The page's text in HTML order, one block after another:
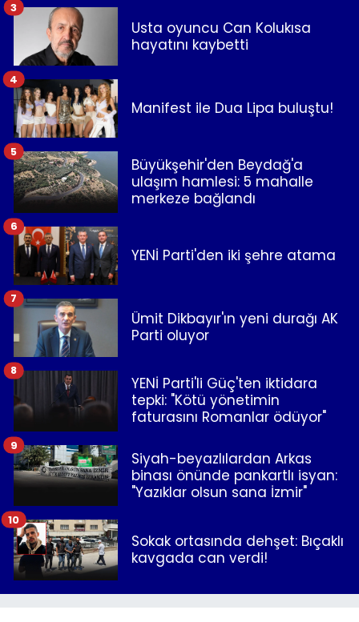
Usta oyuncu Can Kolukısa
hayatını kaybetti
3
Manifest ile Dua Lipa buluştu!
4
Büyükşehir'den Beydağ'a
ulaşım hamlesi: 5 mahalle
merkeze bağlandı
5
YENİ Parti'den iki şehre atama
6
Ümit Dikbayır'ın yeni durağı AK
Parti oluyor
7
YENİ Parti'li Güç'ten iktidara
tepki: "Kötü yönetimin
faturasını Romanlar ödüyor"
8
Siyah-beyazlılardan Arkas
binası önünde pankartlı isyan:
"Yazıklar olsun sana İzmir"
9
Sokak ortasında dehşet: Bıçaklı
kavgada can verdi!
10